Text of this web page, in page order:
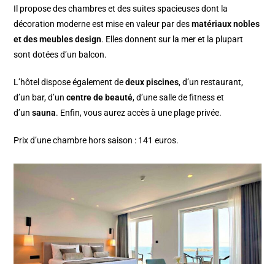
Il propose des chambres et des suites spacieuses dont la
décoration moderne est mise en valeur par desmatériaux nobles
et des meubles design. Elles donnent sur la mer et la plupart
sont dotées d’un balcon.
L’hôtel dispose également dedeux piscines, d’un restaurant,
d’un bar, d’uncentre de beauté, d’une salle de fitness et
d’unsauna. Enfin, vous aurez accès à une plage privée.
Prix d’une chambre hors saison : 141 euros.